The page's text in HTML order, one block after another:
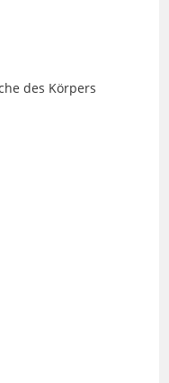
des Körpers